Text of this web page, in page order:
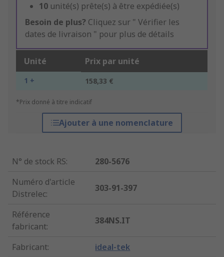
10 unité(s) prête(s) à être expédiée(s)
Besoin de plus? Cliquez sur " Vérifier les
dates de livraison " pour plus de détails
Unité Prix par unité
1 + 158,33 €
*Prix donné à titre indicatif
Ajouter à une nomenclature
N° de stock RS:
280-5676
Numéro d'article
Distrelec:
303-91-397
Référence
fabricant:
384NS.IT
Fabricant: ideal-tek